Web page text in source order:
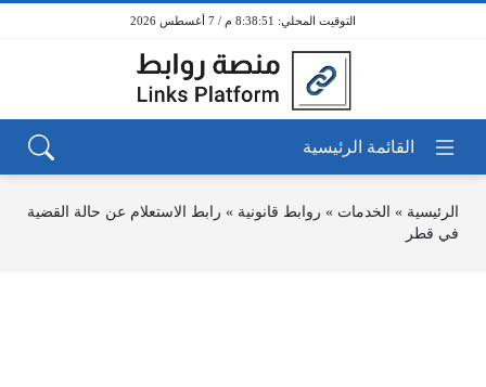
8:38:51 م / 7 أغسطس 2026
الرئيسية » الخدمات » روابط قانونية » رابط الاستعلام عن حالة القضية
في قطر